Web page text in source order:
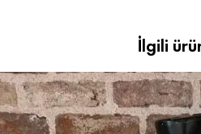
İlgili